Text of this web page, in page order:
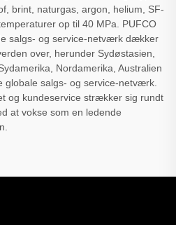
brint, naturgas, argon, helium, SF-
op til 40 MPa. PUFCO
salgs- og service-netværk dækker
over, herunder Sydøstasien,
Nordamerika, Australien
globale salgs- og service-netværk.
og kundeservice strækker sig rundt
at vokse som en ledende